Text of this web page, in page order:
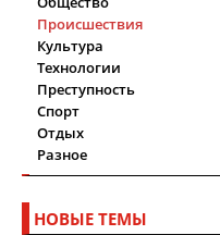
Происшествия
Культура
Технологии
Преступность
Спорт
Отдых
Разное
НОВЫЕ ТЕМЫ